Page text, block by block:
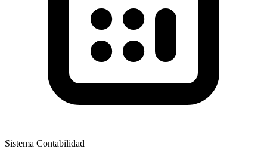
Sistema Contabilidad